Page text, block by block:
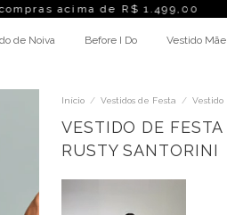
de R$ 1.499,00LOJAS
de Noiva Before I Do Vestido
Início / Vestidos de Festa / Vestido
VESTIDO DE
RUSTY SANTORINI